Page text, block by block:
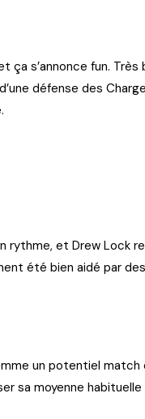
s’annonce fun. Très
défense des
rythme, et Drew Lock
été bien aidé par
un potentiel
sa moyenne